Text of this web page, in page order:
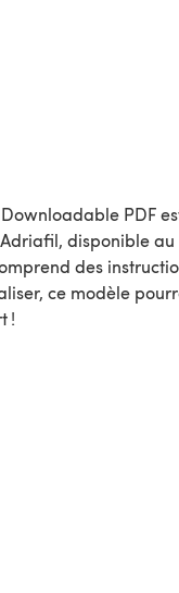
PDF
des
ce modèle
!